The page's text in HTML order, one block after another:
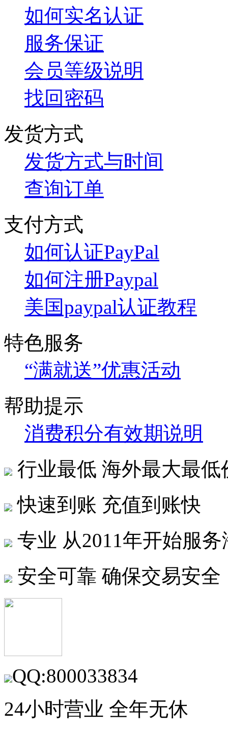
如何实名认证
服务保证
会员等级说明
找回密码
发货方式
发货方式与时间
查询订单
支付方式
如何认证PayPal
如何注册Paypal
美国paypal认证教程
特色服务
“满就送”优惠活动
帮助提示
消费积分有效期说明
行业最低 海外最大最低
快速到账 充值到账快
专业 从2011年开始服
安全可靠 确保交易安全
QQ:800033834
24小时营业 全年无休